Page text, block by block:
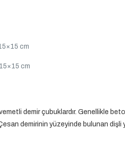
cm
cm
demir çubuklardır. Genellikle
demirinin yüzeyinde bulunan dişli